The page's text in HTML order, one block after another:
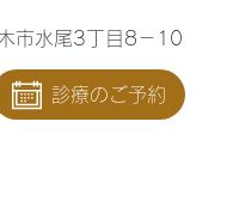
市水尾3丁目8－10
診療のご予約